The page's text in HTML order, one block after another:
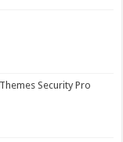
Security Pro